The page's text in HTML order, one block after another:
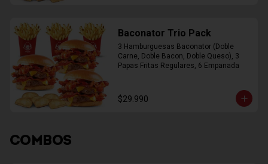
Baconator Trio Pack
3 Hamburguesas Baconator (Doble
Carne, Doble Bacon, Doble Queso), 3
Papas Fritas Regulares, 6 Empanada
$29.990
COMBOS